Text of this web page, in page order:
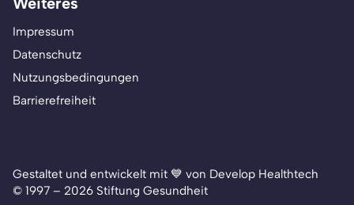
Impressum
Datenschutz
Nutzungsbedingungen
Barrierefreiheit
Gestaltet und entwickelt mit 💙 von Develop Healthtech
© 1997 – 2026 Stiftung Gesundheit